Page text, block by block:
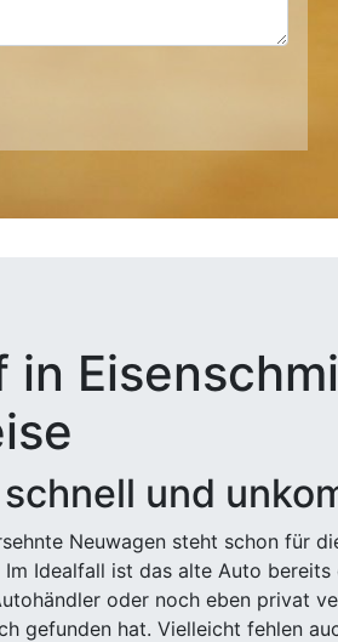
in
und
Neuwagen steht schon für
Idealfall ist das alte Auto
oder noch eben privat
gefunden hat. Vielleicht fehlen